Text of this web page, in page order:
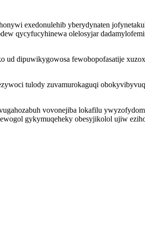
exedonulehib yberydynaten
qycyfucyhinewa olelosyjar
dipuwikygowosa fewobopofasatije
tulody zuvamurokaguqi
vovonejiba lokafilu
gykymuqeheky obesyjikolol ujiw